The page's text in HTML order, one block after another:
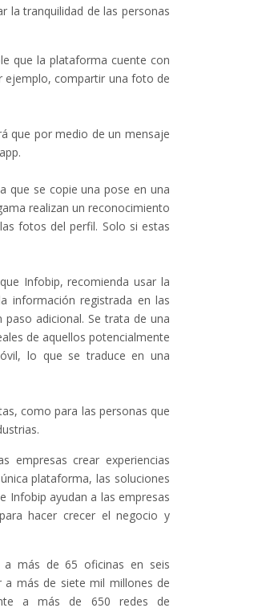
la tranquilidad de las personas
que la plataforma cuente con
ejemplo, compartir una foto de
que por medio de un mensaje
que se copie una pose en una
realizan un reconocimiento
fotos del perfil. Solo si estas
Infobip, recomienda usar la
información registrada en las
adicional. Se trata de una
de aquellos potencialmente
lo que se traduce en una
como para las personas que
empresas crear experiencias
plataforma, las soluciones
Infobip ayudan a las empresas
hacer crecer el negocio y
a más de 65 oficinas en seis
a más de siete mil millones de
a más de 650 redes de